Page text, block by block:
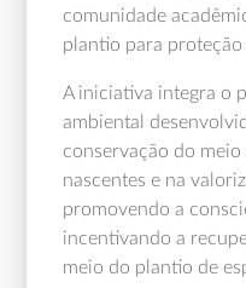
comunidade
plantio para proteção
A iniciativa integra o
ambiental
conservação do
nascentes e na
promovendo a
incentivando a
meio do plantio de